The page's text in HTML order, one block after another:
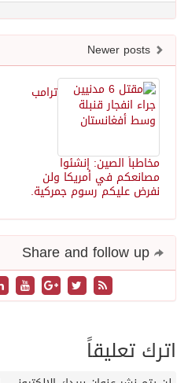
ترامب
مخاطباً الصين: إنشئوا
مصانعكم في أمريكا ولن
نفرض عليكم رسوم جمركية.
اترك تعليقاً